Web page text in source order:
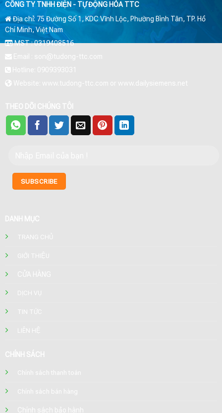
CÔNG TY TNHH ĐIỆN - TỰ ĐỘNG HÓA TTC
Địa chỉ: 75 Đường Số 1, KDC Vĩnh Lộc, Phường Bình Tân, TP. Hồ
Chí Minh, Việt Nam
MST : 0319408516
Email : son@tudong-ttc.com
Hotline: 0909393031
Website: www.tudong-ttc.com or www.dailysiemens.net
THEO DÕI CHÚNG TÔI
DANH MỤC
TRANG CHỦ
GIỚI THIỆU
CỬA HÀNG
DỊCH VỤ
TIN TỨC
LIÊN HỆ
CHÍNH SÁCH
Chính sách thanh toán
Chính sách bán hàng
Chính sách bảo hành